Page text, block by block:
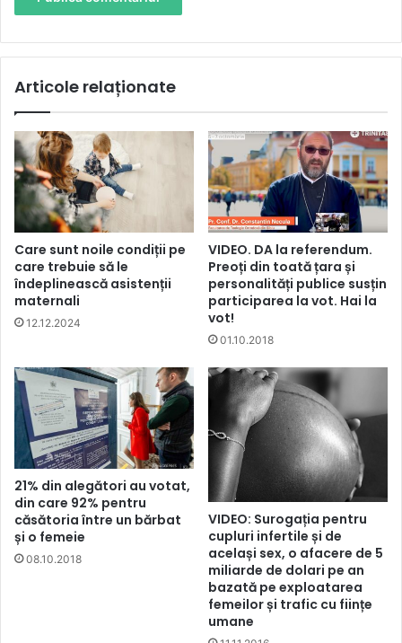
Articole relaționate
Care sunt noile condiții pe
care trebuie să le
îndeplinească asistenții
maternali
12.12.2024
VIDEO. DA la referendum.
Preoți din toată țara și
personalități publice susțin
participarea la vot. Hai la
vot!
01.10.2018
21% din alegători au votat,
din care 92% pentru
căsătoria între un bărbat
și o femeie
08.10.2018
VIDEO: Surogația pentru
cupluri infertile și de
același sex, o afacere de 5
miliarde de dolari pe an
bazată pe exploatarea
femeilor și trafic cu ființe
umane